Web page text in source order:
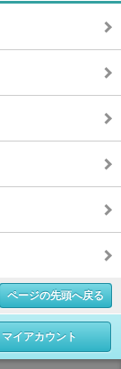
ページの先頭へ戻る
マイアカウント